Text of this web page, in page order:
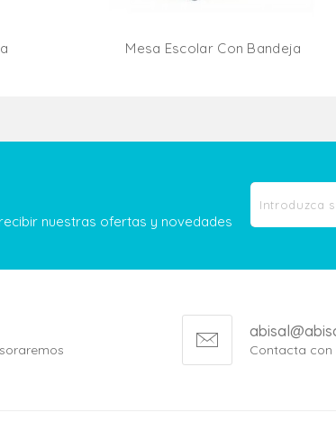
Mesa Escolar Con Bandeja
nuestras ofertas y novedades
Contacta con